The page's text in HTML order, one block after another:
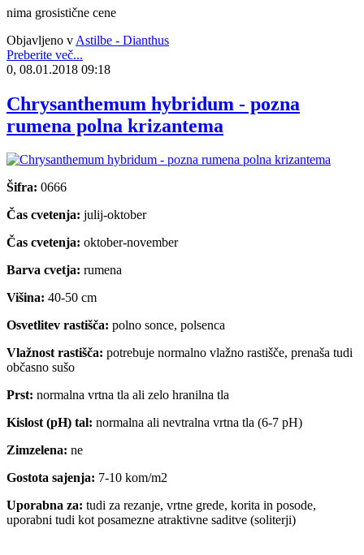
nima grosistične cene
Objavljeno v Astilbe - Dianthus
Preberite več...
0, 08.01.2018 09:18
Chrysanthemum hybridum - pozna
rumena polna krizantema
Šifra: 0666
Čas cvetenja: julij-oktober
Čas cvetenja: oktober-november
Barva cvetja: rumena
Višina: 40-50 cm
Osvetlitev rastišča: polno sonce, polsenca
Vlažnost rastišča: potrebuje normalno vlažno rastišče, prenaša tudi
občasno sušo
Prst: normalna vrtna tla ali zelo hranilna tla
Kislost (pH) tal: normalna ali nevtralna vrtna tla (6-7 pH)
Zimzelena: ne
Gostota sajenja: 7-10 kom/m2
Uporabna za: tudi za rezanje, vrtne grede, korita in posode,
uporabni tudi kot posamezne atraktivne saditve (soliterji)